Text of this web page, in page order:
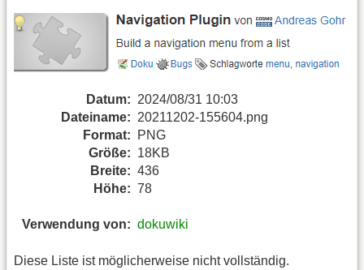
Datum: 2024/08/31 10:03
Dateiname: 20211202-155604.png
Format:
PNG
Größe: 18KB
Breite: 436
Höhe: 78
Verwendung von: dokuwiki
Diese Liste ist möglicherweise nicht vollständig.